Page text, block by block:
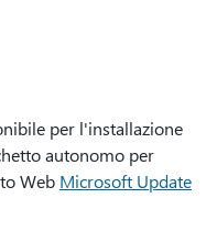
per l'installazione
autonomo per
Web Microsoft Update